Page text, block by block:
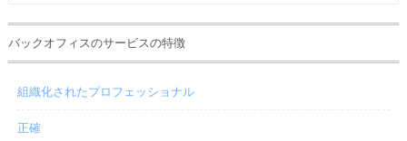
バックオフィスのサービスの特徴
組織化されたプロフェッショナル
正確